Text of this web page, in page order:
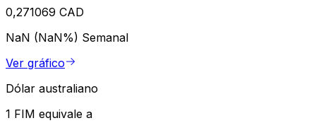
0,271069 CAD
NaN (NaN%) Semanal
Ver gráfico
Dólar australiano
1 FIM equivale a